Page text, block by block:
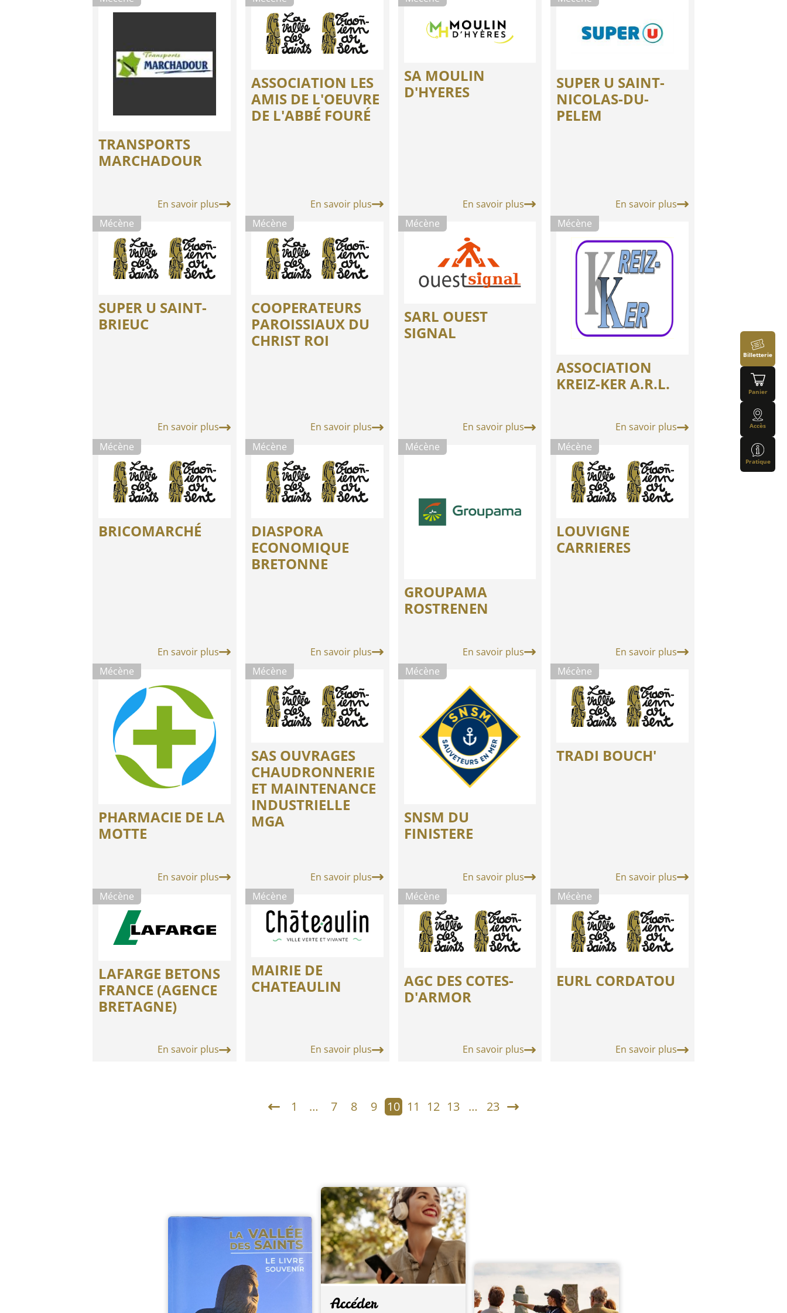
TRANSPORTS
MARCHADOUR
En savoir plus
ASSOCIATION LES
AMIS DE L'OEUVRE
DE L'ABBÉ FOURÉ
En savoir plus
SA MOULIN
D'HYERES
En savoir plus
SUPER U SAINT-
NICOLAS-DU-
PELEM
En savoir plus
Mécène
SUPER U SAINT-
BRIEUC
En savoir plus
Mécène
COOPERATEURS
PAROISSIAUX DU
CHRIST ROI
En savoir plus
Mécène
SARL OUEST
SIGNAL
En savoir plus
Mécène
ASSOCIATION
KREIZ-KER A.R.L.
En savoir plus
Mécène
BRICOMARCHÉ
En savoir plus
Mécène
DIASPORA
ECONOMIQUE
BRETONNE
En savoir plus
Mécène
GROUPAMA
ROSTRENEN
En savoir plus
Mécène
LOUVIGNE
CARRIERES
En savoir plus
Mécène
PHARMACIE DE LA
MOTTE
En savoir plus
Mécène
SAS OUVRAGES
CHAUDRONNERIE
ET MAINTENANCE
INDUSTRIELLE
MGA
En savoir plus
Mécène
SNSM DU
FINISTERE
En savoir plus
Mécène
TRADI BOUCH'
En savoir plus
Mécène
LAFARGE BETONS
FRANCE (AGENCE
BRETAGNE)
En savoir plus
Mécène
MAIRIE DE
CHATEAULIN
En savoir plus
Mécène
AGC DES COTES-
D'ARMOR
En savoir plus
Mécène
EURL CORDATOU
En savoir plus
1 … 7 8 9 10 11 12 13 … 23
Accéder
Billetterie
Panier
Accès
Pratique